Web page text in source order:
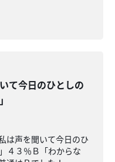
て今日のひとしの
は声を聞いて今日のひ
４３％Ｂ「わからな